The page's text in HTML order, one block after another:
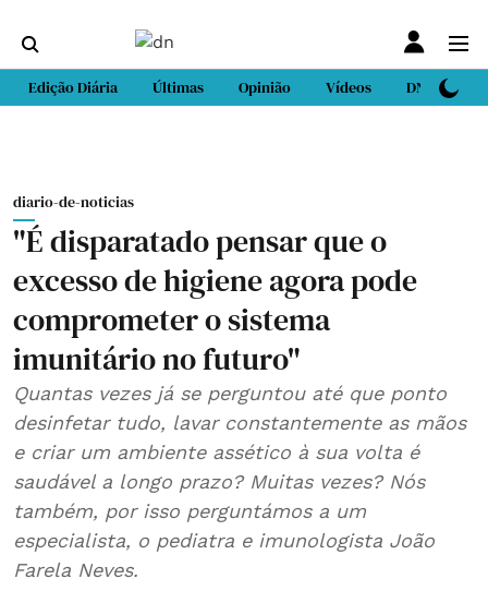
Edição Diária Últimas Opinião Vídeos DN Sport
diario-de-noticias
"É disparatado pensar que o
excesso de higiene agora pode
comprometer o sistema
imunitário no futuro"
Quantas vezes já se perguntou até que ponto
desinfetar tudo, lavar constantemente as mãos
e criar um ambiente assético à sua volta é
saudável a longo prazo? Muitas vezes? Nós
também, por isso perguntámos a um
especialista, o pediatra e imunologista João
Farela Neves.